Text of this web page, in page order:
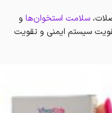
سلامت استخوان‌ها و
سیستم ایمنی و تقویت